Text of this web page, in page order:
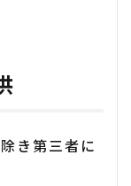
き第三者に